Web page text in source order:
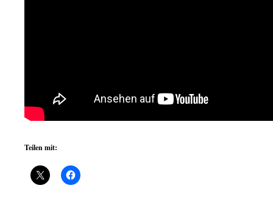
Teilen mit: